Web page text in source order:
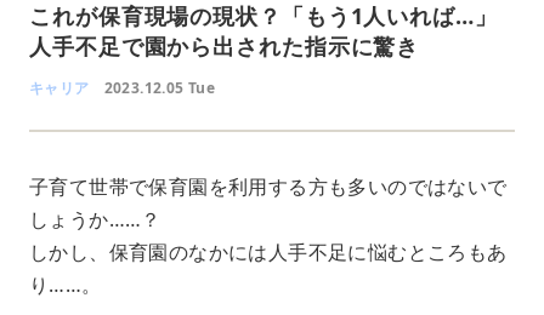
これが保育現場の現状？「もう1人いれば…」
人手不足で園から出された指示に驚き
キャリア 2023.12.05 Tue
子育て世帯で保育園を利用する方も多いのではないで
しょうか……？
しかし、保育園のなかには人手不足に悩むところもあ
り……。